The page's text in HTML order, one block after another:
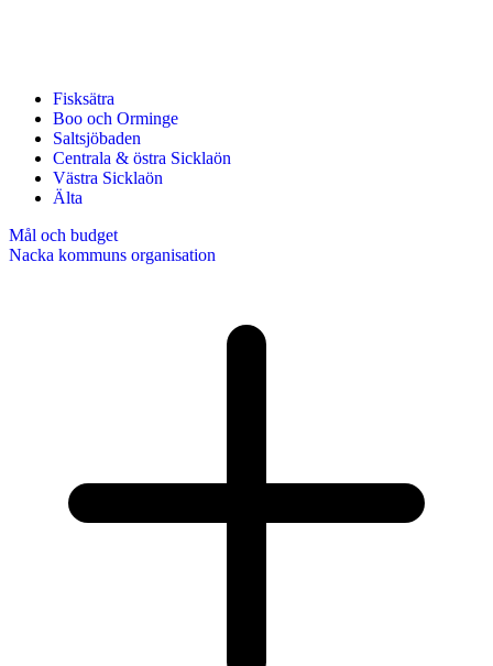
Fisksätra
Boo och Orminge
Saltsjöbaden
Centrala & östra Sicklaön
Västra Sicklaön
Älta
Mål och budget
Nacka kommuns organisation